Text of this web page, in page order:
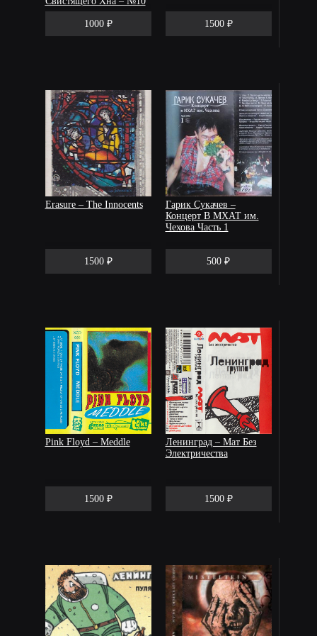
1000 ₽ 1500 ₽
Erasure – The Innocents
1500 ₽
Гарик Сукачев –
Концерт В МХАТ им.
Чехова Часть 1
500 ₽
Pink Floyd – Meddle
1500 ₽
Ленинград – Мат Без
Электричества
1500 ₽